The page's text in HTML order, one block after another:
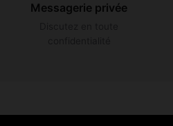
Messagerie privée